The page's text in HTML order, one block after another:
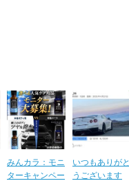
みんカラ：モニ
ターキャンペー
いつもありがと
うございます